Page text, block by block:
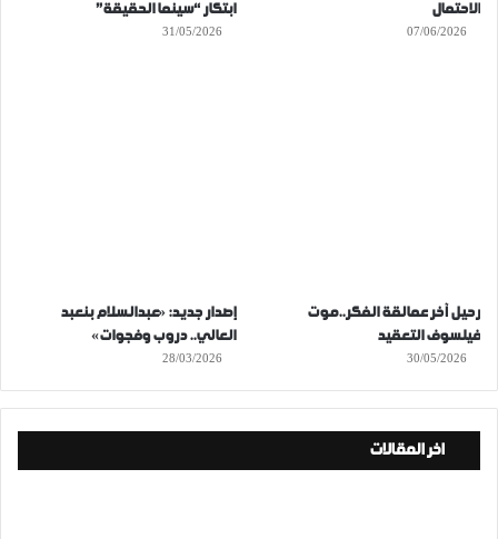
الاحتمال
07/06/2026
ابتكار “سينما الحقيقة”
31/05/2026
رحيل آخر عمالقة الفكر..موت
فيلسوف التعقيد
30/05/2026
إصدار جديد: «عبدالسلام بنعبد
العالي.. دروب وفجوات»
28/03/2026
اخر المقالات